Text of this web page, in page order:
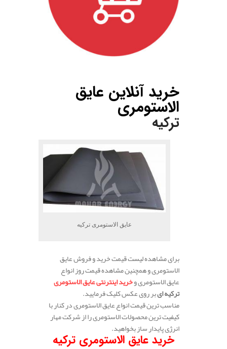
خرید آنلاین عایق
الاستومری
ترکیه
عایق الاستومری ترکیه
برای مشاهده لیست قیمت خرید و فروش عایق
الاستومری و همچنین مشاهده قیمت روز انواع
عایق الاستومری وخرید اینترنتی عایق الاستومری
ترکیه ایبر روی عکس کلیک فرمایید.
مناسب ترین قیمت انواع عایق الاستومری در کنار با
کیفیت ترین محصولات الاستومری را از شرکت مهار
انرژی پایدار ساز بخواهید.
خرید عایق الاستومری ترکیه